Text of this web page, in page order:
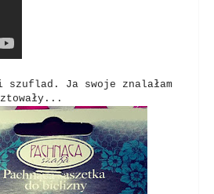
szuflad. Ja swoje znalałam